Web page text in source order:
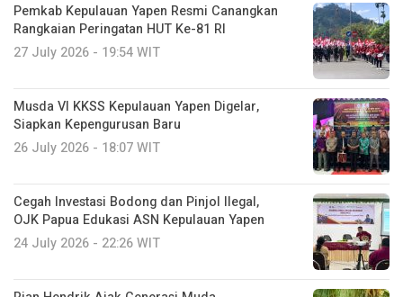
Pemkab Kepulauan Yapen Resmi Canangkan
Rangkaian Peringatan HUT Ke-81 RI
27 July 2026 - 19:54 WIT
Musda VI KKSS Kepulauan Yapen Digelar,
Siapkan Kepengurusan Baru
26 July 2026 - 18:07 WIT
Cegah Investasi Bodong dan Pinjol Ilegal,
OJK Papua Edukasi ASN Kepulauan Yapen
24 July 2026 - 22:26 WIT